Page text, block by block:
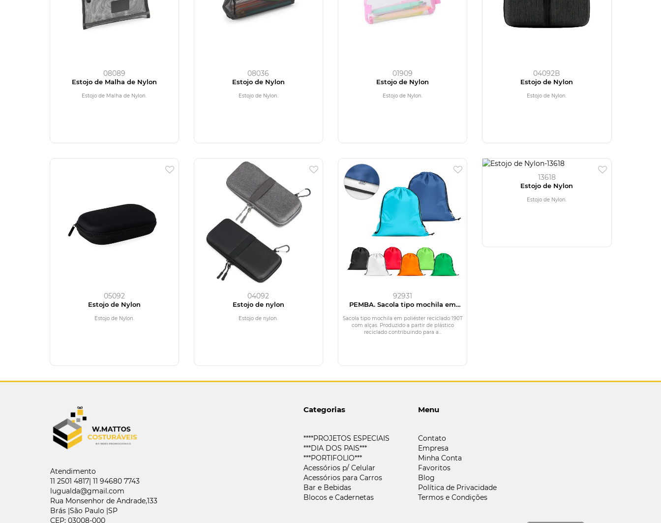
08089
Estojo de Malha de Nylon
Estojo de Malha de Nylon.
08036
Estojo de Nylon
Estojo de Nylon.
01909
Estojo de Nylon
Estojo de Nylon.
04092B
Estojo de Nylon
Estojo de Nylon.
05092
Estojo de Nylon
Estojo de Nylon.
04092
Estojo de nylon
Estojo de nylon.
92931
PEMBA. Sacola tipo mochila em
partir de plástico reciclado
Sacola tipo mochila em poliéster reciclado 190T
com alças. Produzido a partir de plástico
reciclado contribuindo para a...
13618
Estojo de Nylon
Estojo de Nylon.
Atendimento
11 2501 4817| 11 94680 7743
lugualda@gmail.com
Rua Monsenhor de Andrade,133
Brás |São Paulo |SP
CEP: 03008-000
Categorias
****PROJETOS ESPECIAIS
***DIA DOS PAIS***
***PORTIFOLIO***
Acessórios p/ Celular
Acessórios para Carros
Bar e Bebidas
Blocos e Cadernetas
Menu
Contato
Empresa
Minha Conta
Favoritos
Blog
Política de Privacidade
Termos e Condições